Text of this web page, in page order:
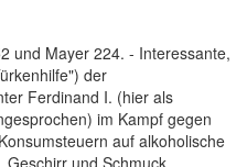
und Mayer 224. - Interessante,
der
Ferdinand I. (hier als
im Kampf gegen
auf alkoholische